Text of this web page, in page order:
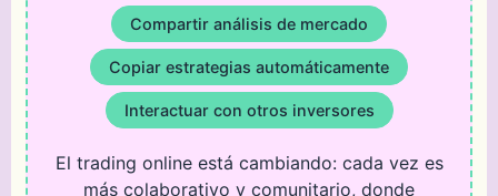
Compartir análisis de mercado
Copiar estrategias automáticamente
Interactuar con otros inversores
El trading online está cambiando: cada vez es
más colaborativo y comunitario, donde